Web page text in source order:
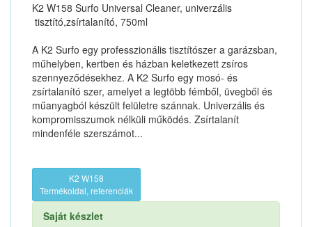
K2 W158 Surfo Universal Cleaner, univerzális
tisztító,zsírtalanító, 750ml
A K2 Surfo egy professzionális tisztítószer a garázsban,
műhelyben, kertben és házban keletkezett zsíros
szennyeződésekhez. A K2 Surfo egy mosó- és
zsírtalanító szer, amelyet a legtöbb fémből, üvegből és
műanyagból készült felületre szánnak. Univerzális és
kompromisszumok nélküli működés. Zsírtalanít
mindenféle szerszámot...
K2 W158
Termékoldal, referenciák
Saját készlet